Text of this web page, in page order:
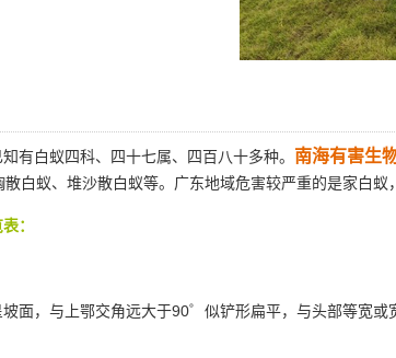
有白蚁四科、四十七属、四百八十多种。 南海有害生
白蚁、堆沙散白蚁等。广东地域危害较严重的是家白
：
面，与上鄂交角远大于90゜似铲形扁平，与头部等宽